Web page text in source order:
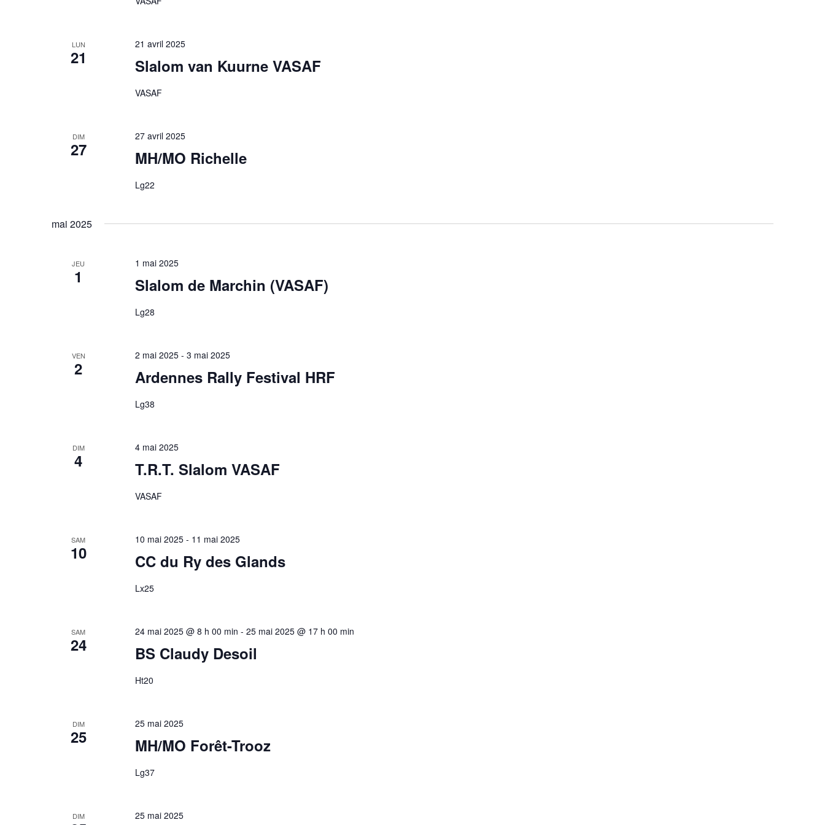
LUN
21
21 avril 2025
Slalom van Kuurne VASAF
VASAF
DIM
27
27 avril 2025
MH/MO Richelle
Lg22
mai 2025
JEU
1
1 mai 2025
Slalom de Marchin (VASAF)
Lg28
VEN
2
2 mai 2025- 3 mai 2025
Ardennes Rally Festival HRF
Lg38
DIM
4
4 mai 2025
T.R.T. Slalom VASAF
VASAF
SAM
10
10 mai 2025- 11 mai 2025
CC du Ry des Glands
Lx25
SAM
24
24 mai 2025 @ 8 h 00 min - 25 mai 2025 @ 17 h 00 min
BS Claudy Desoil
Ht20
DIM
25
25 mai 2025
MH/MO Forêt-Trooz
Lg37
DIM 25 mai 2025